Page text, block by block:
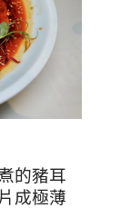
的豬耳
成極薄